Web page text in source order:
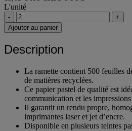
L'unité
-
+
Ajouter au panier
Description
La ramette contient 500 feuilles
de matières recyclées.
Ce papier pastel de qualité est
communication et les
Il garantit un rendu propre,
imprimantes laser et jet d’encre.
Disponible en plusieurs teintes